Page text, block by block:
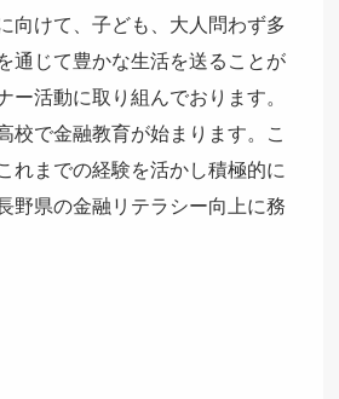
向けて、子ども、大人問わず多
通じて豊かな生活を送ることが
ー活動に取り組んでおります。
校で金融教育が始まります。こ
れまでの経験を活かし積極的に
野県の金融リテラシー向上に務